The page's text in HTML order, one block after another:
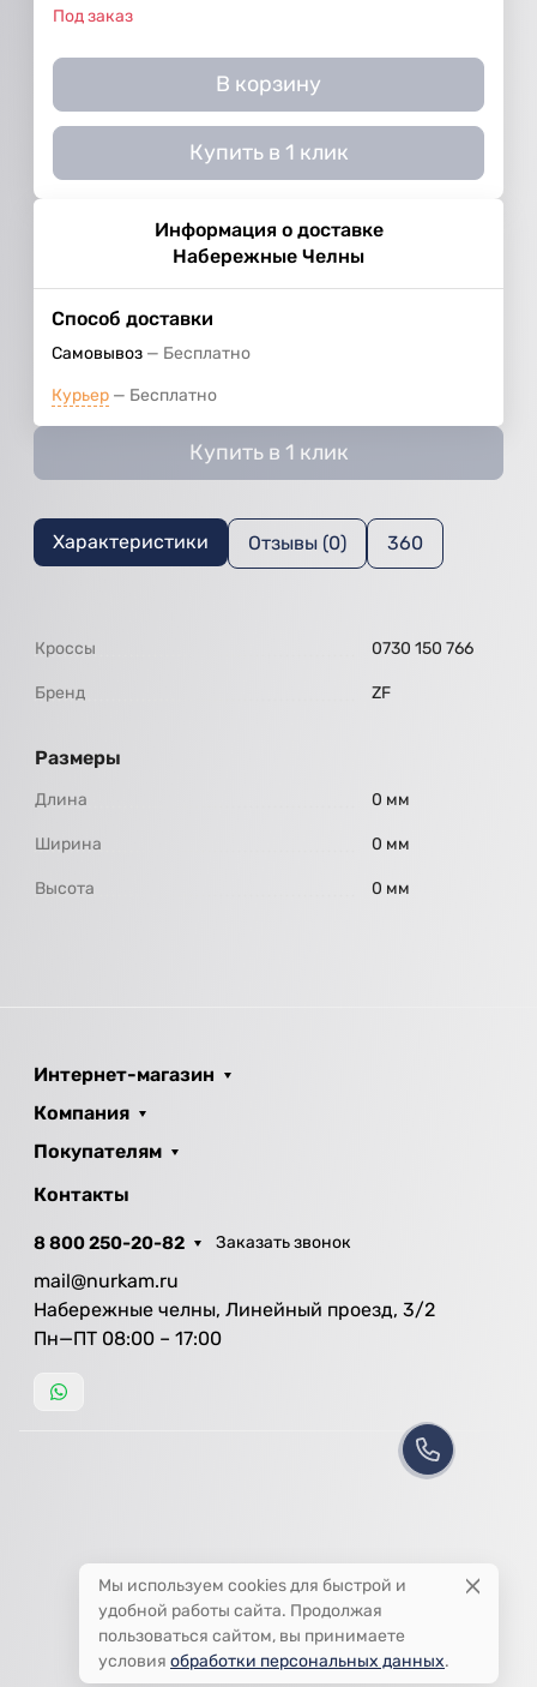
Под заказ
В корзину
Купить в 1 клик
Информация о доставке
Набережные Челны
Способ доставки
Самовывоз Бесплатно
Курьер Бесплатно
Купить в 1 клик
Характеристики Отзывы (0) 360
Кроссы 0730 150 766
Бренд ZF
Размеры
Длина 0 мм
Ширина 0 мм
Высота 0 мм
Интернет-магазин
Компания
Покупателям
Контакты
8 800 250-20-82 Заказать звонок
mail@nurkam.ru
Набережные челны, Линейный проезд, 3/2
Пн—ПТ 08:00 – 17:00
Мы используем cookies для быстрой и
удобной работы сайта. Продолжая
пользоваться сайтом, вы принимаете
условия обработки персональных данных.